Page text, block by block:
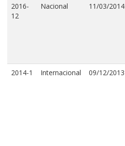
2016-
12
Nacional 11/03/2014
2014-1 Internacional 09/12/2013